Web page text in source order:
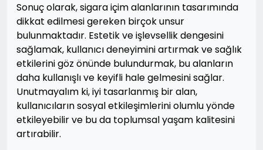
Sonuç olarak, sigara içim alanlarının tasarımında
dikkat edilmesi gereken birçok unsur
bulunmaktadır. Estetik ve işlevsellik dengesini
sağlamak, kullanıcı deneyimini artırmak ve sağlık
etkilerini göz önünde bulundurmak, bu alanların
daha kullanışlı ve keyifli hale gelmesini sağlar.
Unutmayalım ki, iyi tasarlanmış bir alan,
kullanıcıların sosyal etkileşimlerini olumlu yönde
etkileyebilir ve bu da toplumsal yaşam kalitesini
artırabilir.